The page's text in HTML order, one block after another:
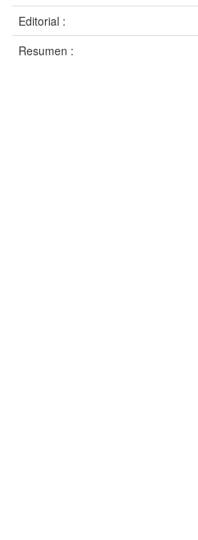
Editorial :
Resumen :